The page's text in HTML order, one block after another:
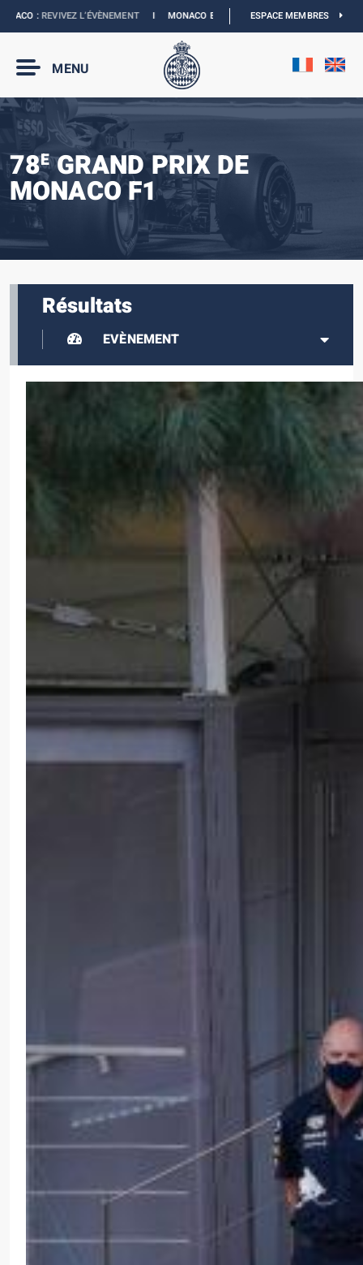
:REVIVEZ L’ÉVÈNEMENTI MONACO E-PRIX 2027 : LES DATES SONT
ESPACE MEMBRES
MENU
78EGRAND PRIX DE
MONACO F1
Résultats
EVÈNEMENT